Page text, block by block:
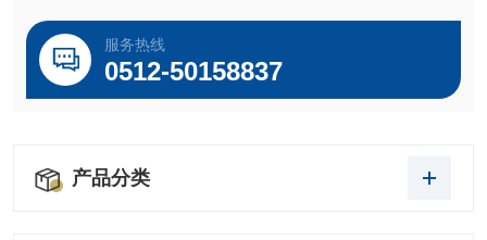
服务热线
0512-50158837
产品分类